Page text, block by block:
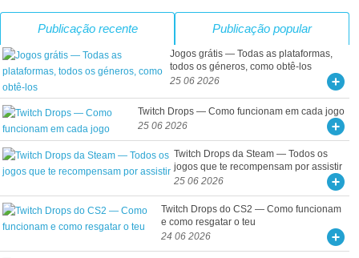
Publicação recente Publicação popular
Jogos grátis — Todas as plataformas,
todos os géneros, como obtê-los
25 06 2026
Twitch Drops — Como funcionam em cada jogo
25 06 2026
Twitch Drops da Steam — Todos os
jogos que te recompensam por assistir
25 06 2026
Twitch Drops do CS2 — Como funcionam
e como resgatar o teu
24 06 2026